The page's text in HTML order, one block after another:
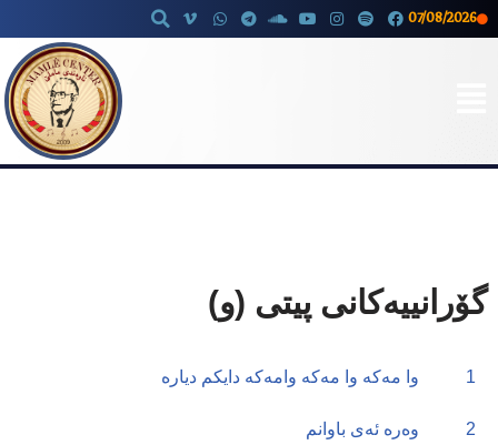
07/08/2026
گۆرانییەکانی پیتی (و)
1 وا مەکە وا مەکە وامەکە دایکم دیارە
2 وەرە ئەی باوانم